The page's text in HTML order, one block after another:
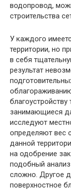
водопровод,
строительства
У каждого
территории, но
в себя
результат
благоустройству
занимающиеся
исследуют
определяют вес
данной
на одобрение
подобный анализ
сложно. Другое
поверхностное